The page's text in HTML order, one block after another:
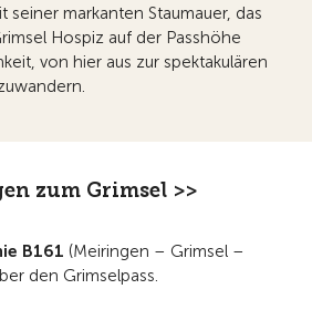
seiner markanten Staumauer, das
Hospiz auf der Passhöhe
von hier aus zur spektakulären
zum Grimsel >>
B161 (Meiringen – Grimsel –
den Grimselpass.